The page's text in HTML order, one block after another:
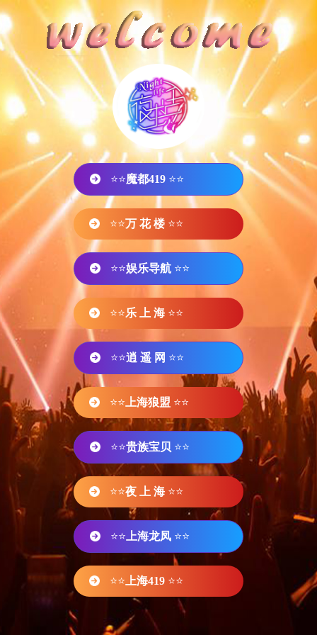
⭐⭐魔都419 ⭐⭐
⭐⭐万 花 楼 ⭐⭐
⭐⭐娱乐导航 ⭐⭐
⭐⭐乐 上 海 ⭐⭐
⭐⭐逍 遥 网 ⭐⭐
⭐⭐ 上海狼盟 ⭐⭐
⭐⭐贵族宝贝 ⭐⭐
⭐⭐夜 上 海 ⭐⭐
⭐⭐ 上海龙凤 ⭐⭐
⭐⭐ 上海419 ⭐⭐